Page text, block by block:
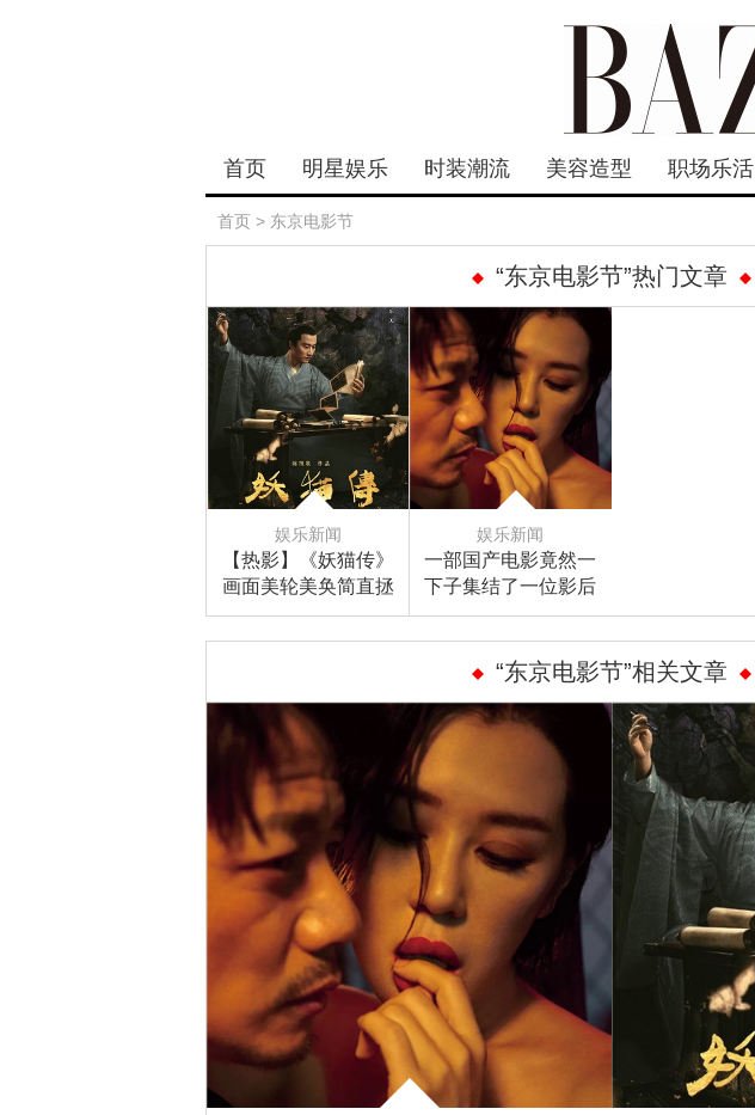
首页 明星娱乐 时装潮流 美容造型 职场乐活
首页 > 东京电影节
“东京电影节”热门文章
娱乐新闻
【热影】《妖猫传》
画面美轮美奂简直拯
救审美！演员也大有
来头让人忍不住的小
娱乐新闻
一部国产电影竟然一
下子集结了一位影后
三位影帝？
“东京电影节”相关文章